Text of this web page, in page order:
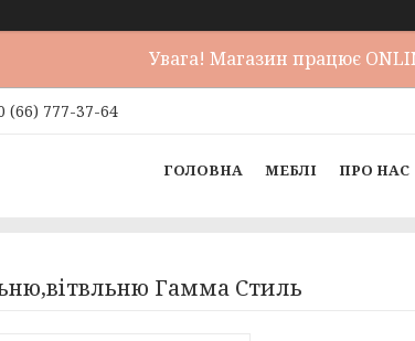
Увага! Магазин працює
(66) 777-37-64
ГОЛОВНА МЕБЛІ ПРО НАС
Гамма Стиль